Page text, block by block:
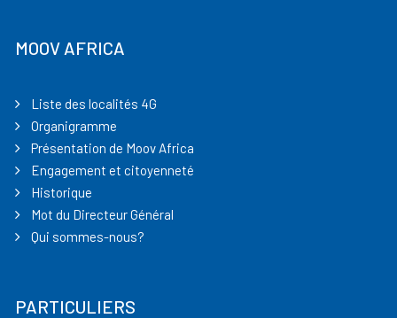
MOOV AFRICA
Liste des localités 4G
Organigramme
Présentation de Moov Africa
Engagement et citoyenneté
Historique
Mot du Directeur Général
Qui sommes-nous?
PARTICULIERS